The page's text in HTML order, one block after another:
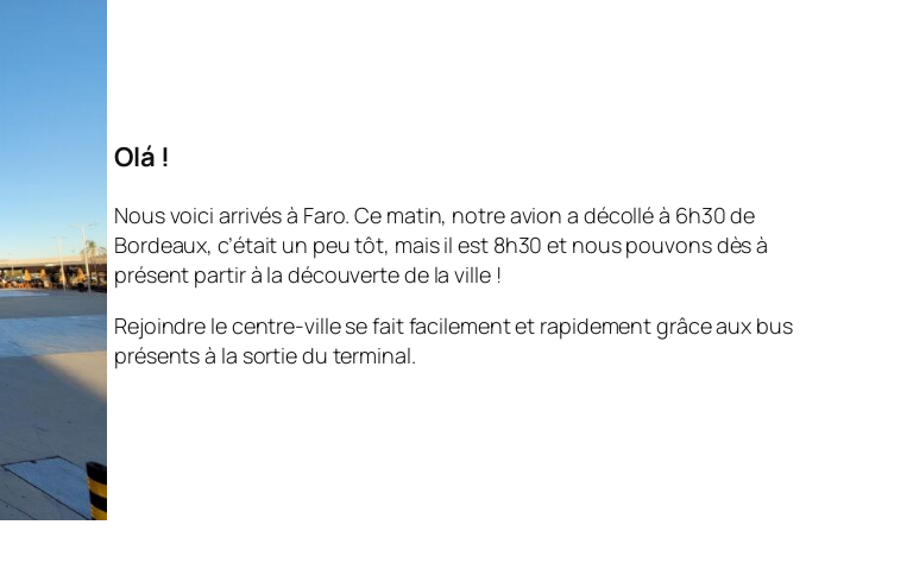
Olá !
Nous voici arrivés à Faro. Ce matin, notre avion a décollé à 6h30 de
Bordeaux, c’était un peu tôt, mais il est 8h30 et nous pouvons dès à
présent partir à la découverte de la ville !
Rejoindre le centre-ville se fait facilement et rapidement grâce aux bus
présents à la sortie du terminal.